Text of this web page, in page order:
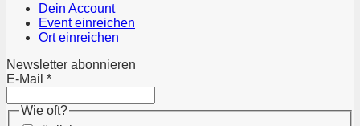
Dein Account
Event einreichen
Ort einreichen
Newsletter abonnieren
E-Mail *
Wie oft?